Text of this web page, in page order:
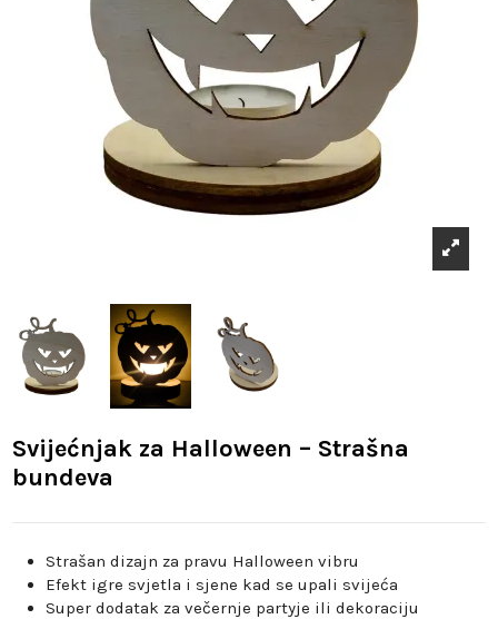
Svijećnjak za Halloween – Strašna
bundeva
Strašan dizajn za pravu Halloween vibru
Efekt igre svjetla i sjene kad se upali svijeća
Super dodatak za večernje partyje ili dekoraciju